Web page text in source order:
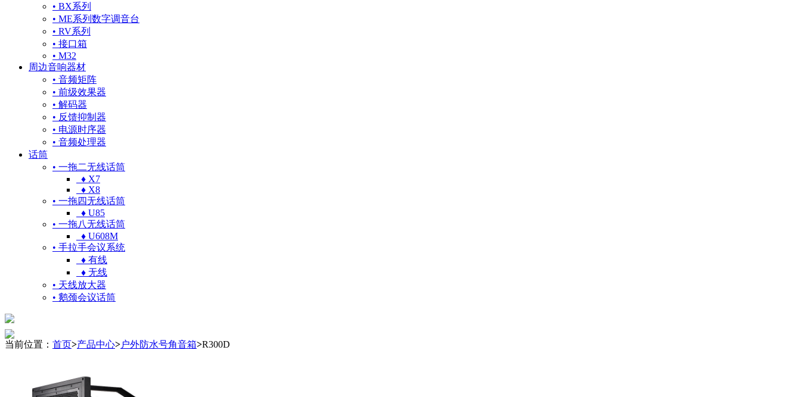
• BX系列
• ME系列数字调音台
• RV系列
• 接口箱
• M32
周边音响器材
• 音频矩阵
• 前级效果器
• 解码器
• 反馈抑制器
• 电源时序器
• 音频处理器
话筒
• 一拖二无线话筒
♦ X7
♦ X8
• 一拖四无线话筒
♦ U85
• 一拖八无线话筒
♦ U608M
• 手拉手会议系统
♦ 有线
♦ 无线
• 天线放大器
• 鹅颈会议话筒
当前位置： 首页>产品中心>户外防水号角音箱>R300D